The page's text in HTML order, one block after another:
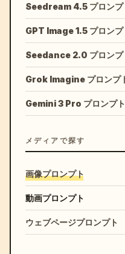
Seedream 4.5 プロンプ
GPT Image 1.5 プロンプ
Seedance 2.0 プロンプ
Grok Imagine プロンプ
Gemini 3 Pro プロンプト
メディアで探す
画像プロンプト
動画プロンプト
ウェブページプロンプト